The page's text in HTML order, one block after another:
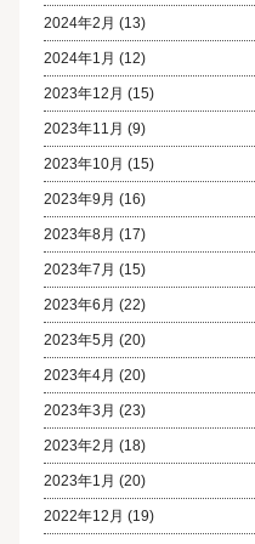
2024年2月 (13)
2024年1月 (12)
2023年12月 (15)
2023年11月 (9)
2023年10月 (15)
2023年9月 (16)
2023年8月 (17)
2023年7月 (15)
2023年6月 (22)
2023年5月 (20)
2023年4月 (20)
2023年3月 (23)
2023年2月 (18)
2023年1月 (20)
2022年12月 (19)